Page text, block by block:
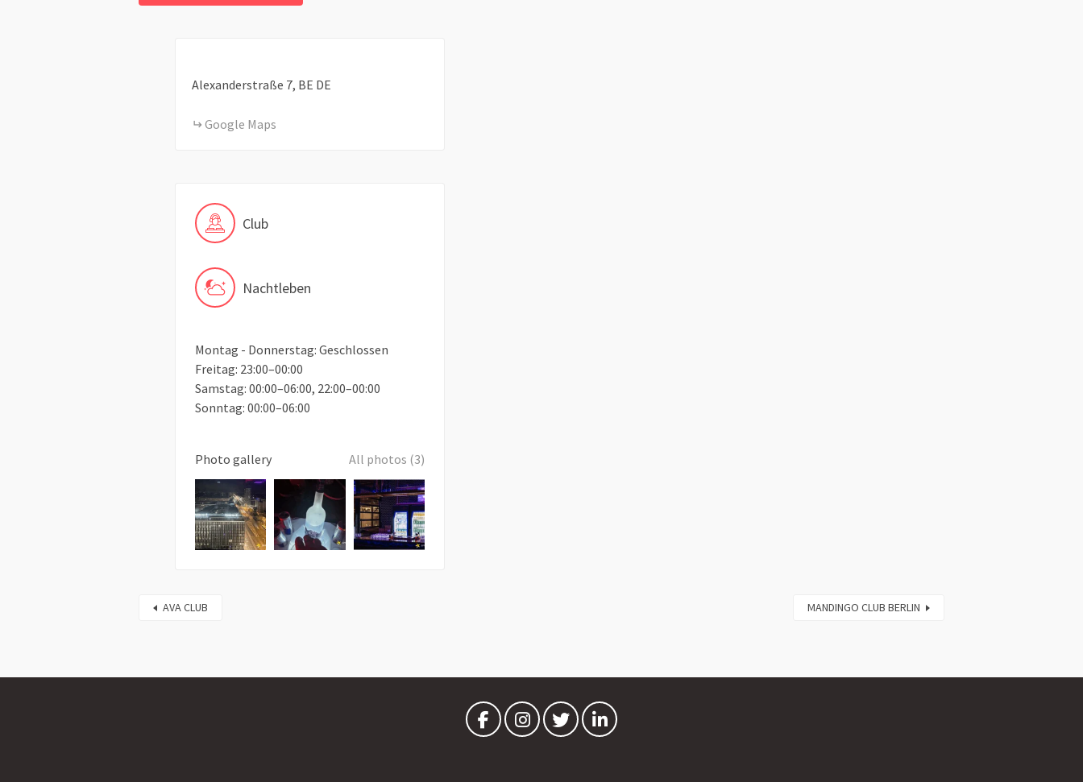
−
Alexanderstraße 7 BE DE
Google Maps
Club
Nachtleben
Montag - Donnerstag: Geschlossen
Freitag: 23:00–00:00
Samstag: 00:00–06:00, 22:00–00:00
Sonntag: 00:00–06:00
Photo gallery All photos (3)
AVA CLUB MANDINGO CLUB BERLIN